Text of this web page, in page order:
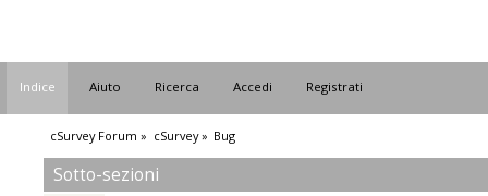
Indice Aiuto Ricerca Accedi Registrati
cSurvey Forum » cSurvey» Bug
Sotto-sezioni